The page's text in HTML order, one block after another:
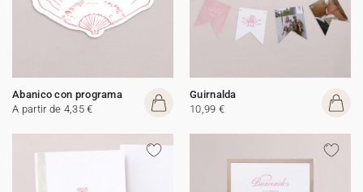
Abanico con programa
A partir de 4,35 €
Guirnalda
10,99 €